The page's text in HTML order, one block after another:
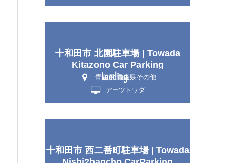
十和田市 北園駐車場 | Towada
Kitazono Car Parking
青森県 青森県その他
アーツトワダ
十和田市 西二番町駐車場 | Towada